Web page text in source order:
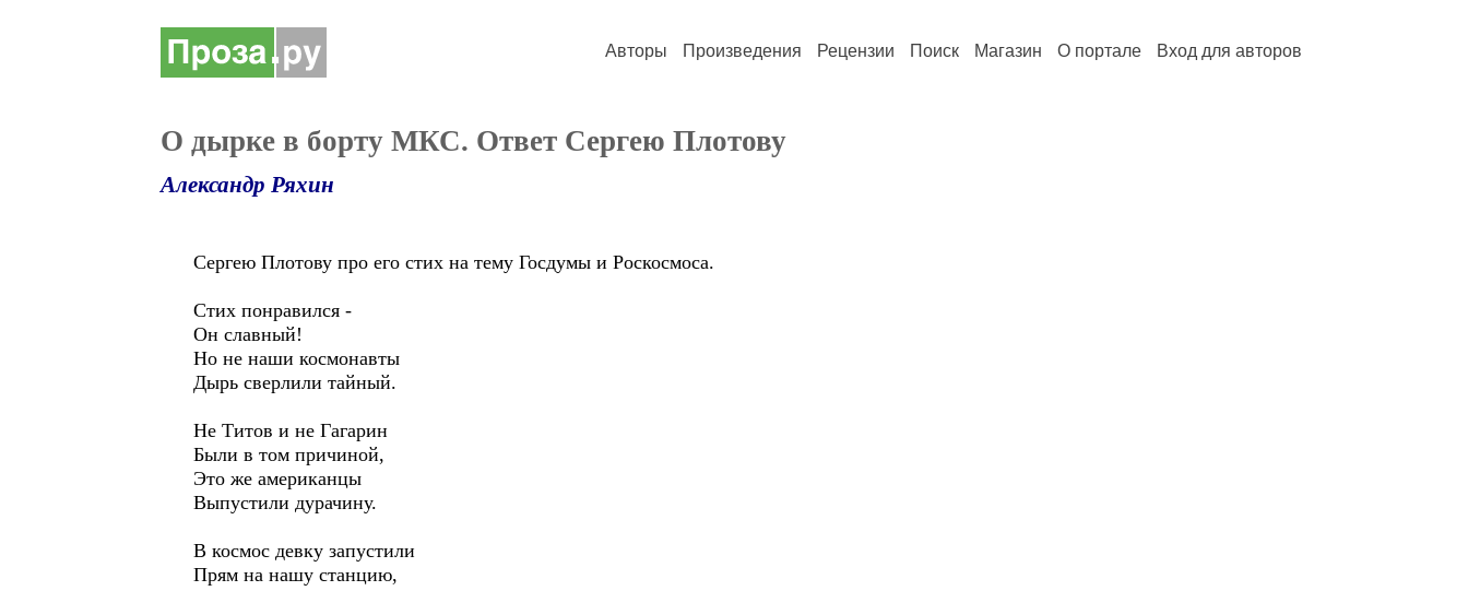
Авторы Произведения Рецензии Поиск Магазин О портале Вход для авторов
О дырке в борту МКС. Ответ Сергею Плотову
Александр Ряхин
Сергею Плотову про его стих на тему Госдумы и Роскосмоса.
Стих понравился -
Он славный!
Но не наши космонавты
Дырь сверлили тайный.
Не Титов и не Гагарин
Были в том причиной,
Это же американцы
Выпустили дурачину.
В космос девку запустили
Прям на нашу станцию,